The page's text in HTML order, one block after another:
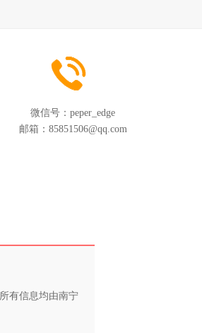
微信号： peper_edge
邮箱： 85851506@qq.com
有信息均由南宁